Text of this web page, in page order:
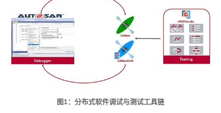
图1：分布式软件调试与测试工具链